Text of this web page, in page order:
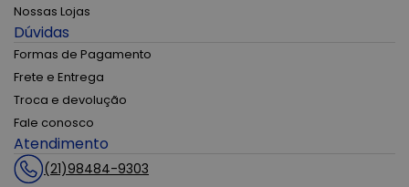
Nossas Lojas
Dúvidas
Formas de Pagamento
Frete e Entrega
Troca e devolução
Fale conosco
Atendimento
(21)98484-9303